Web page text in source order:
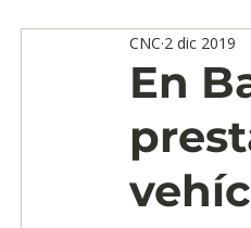
Observatorios sociales
Predicciones y
En
CNC 2 dic 2019